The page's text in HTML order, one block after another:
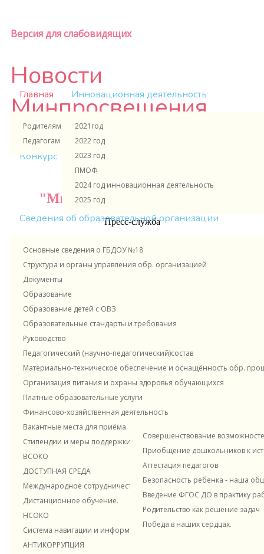
Версия для слабовидящих
Главная
Родителям и ученикам
Педагогам и сотрудникам
Инновационная деятельность
2021год
2022 год
2023 год
ПМОФ
2024 год инновационная деятельность
2025 год
Конкурс
Сведения об образовательной организации
Основные сведения о ГБДОУ №18
Структура и органы управления обр. организацией
Документы
Образование
Образование детей с ОВЗ
Образовательные стандарты и требования
Руководство
Педагогический (научно-педагогический)состав
Материально-техническое обеспечение и оснащённость обр.
Организация питания и охраны здоровья обучающихся
Платные образовательные услуги
Финансово-хозяйственная деятельность
Вакантные места для приёма. Прием в ДОУ
Стипендии и меры поддержки обучающихся
ВСОКО
ДОСТУПНАЯ СРЕДА
Международное сотрудничество
Дистанционное обучение.
НСОКО
Система навигации и информирования в ДОУ
АНТИКОРРУПЦИЯ
Новости и материалы
Внутрифирменное обучение
Наставничество в ДОУ "Цокотуха" ЭОЖ
Совершенствование
Приобщение дошкольников к
Аттестация педагогов
Безопасность ребенка - наша
Введение ФГОС ДО в практику
Родительство как решение задач
Победа в наших сердцах.
Консультационный центр Контакты
Новости
Минпросвещения
России
Официальный сайт
"Минпросвещения России"
Пресс-служба
Телефоны Тел. +7 (495) 587-01-10
*
Адрес
Курирующее
подразделение
Департамент
*
Заявления и обращения граждан и организаций, поступившие по
данному адресу электронной почты, не рассматриваются
Навигация
Сведения об образовательной организации
Основные сведения о ГБДОУ №18
Структура и органы управления обр.
Документы
Образование